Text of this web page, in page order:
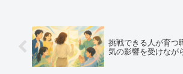
挑戦できる人が育つ
気の影響を受けなが